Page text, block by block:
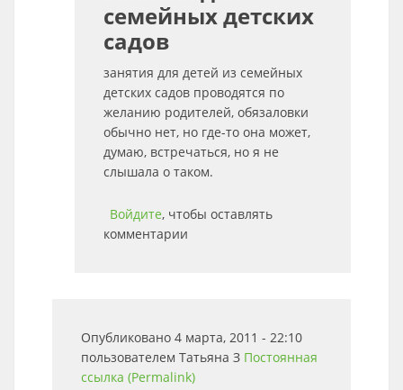
семейных детских
садов
занятия для детей из семейных
детских садов проводятся по
желанию родителей, обязаловки
обычно нет, но где-то она может,
думаю, встречаться, но я не
слышала о таком.
Войдите, чтобы оставлять
комментарии
Опубликовано 4 марта, 2011 - 22:10
пользователем Татьяна З Постоянная
ссылка (Permalink)